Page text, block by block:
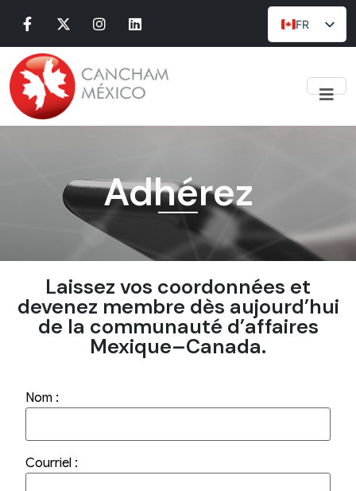
FR
CONSEIL D'ADMINISTRATION
NOTRE ÉQUIPE
ANCIENS PRÉSIDENTS
CAPÍTULOS Y ENLACES
JOURNÉE CANCHAM
Comités
COMITÉS
Offres d’emploi
Événements
Actualités
PARTENAIRES
ACCÈS DES MEMBRES DE CANCHAM
Adhérez
Laissez vos coordonnées et
devenez membre dès aujourd’hui
de la communauté d’affaires
Mexique–Canada.
Nom :
Courriel :